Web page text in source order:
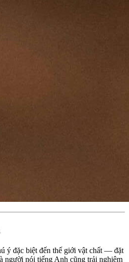
ý đặc biệt đến thế giới vật chất — đặt
người nói tiếng Anh cũng trải nghiệm